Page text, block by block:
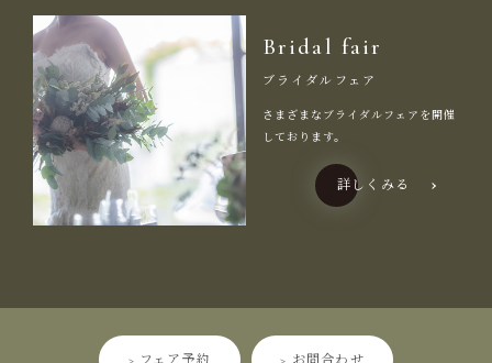
Bridal fair
ブライダルフェア
さまざまなブライダルフェアを開催
しております。
詳しくみる